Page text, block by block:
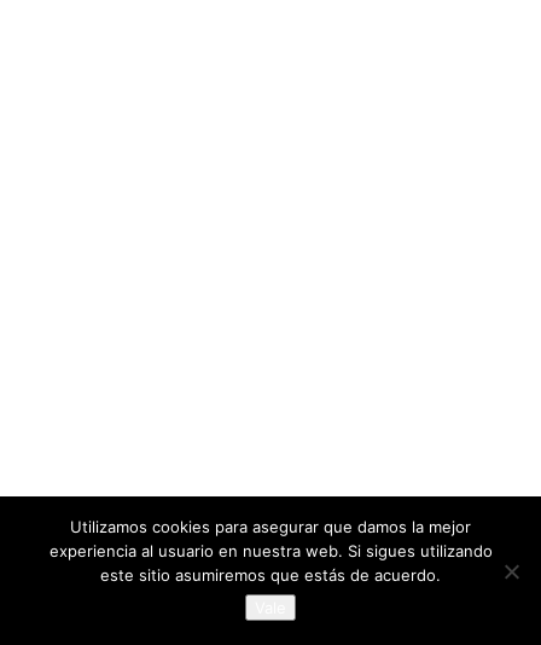
Utilizamos cookies para asegurar que damos la mejor
experiencia al usuario en nuestra web. Si sigues utilizando
este sitio asumiremos que estás de acuerdo.